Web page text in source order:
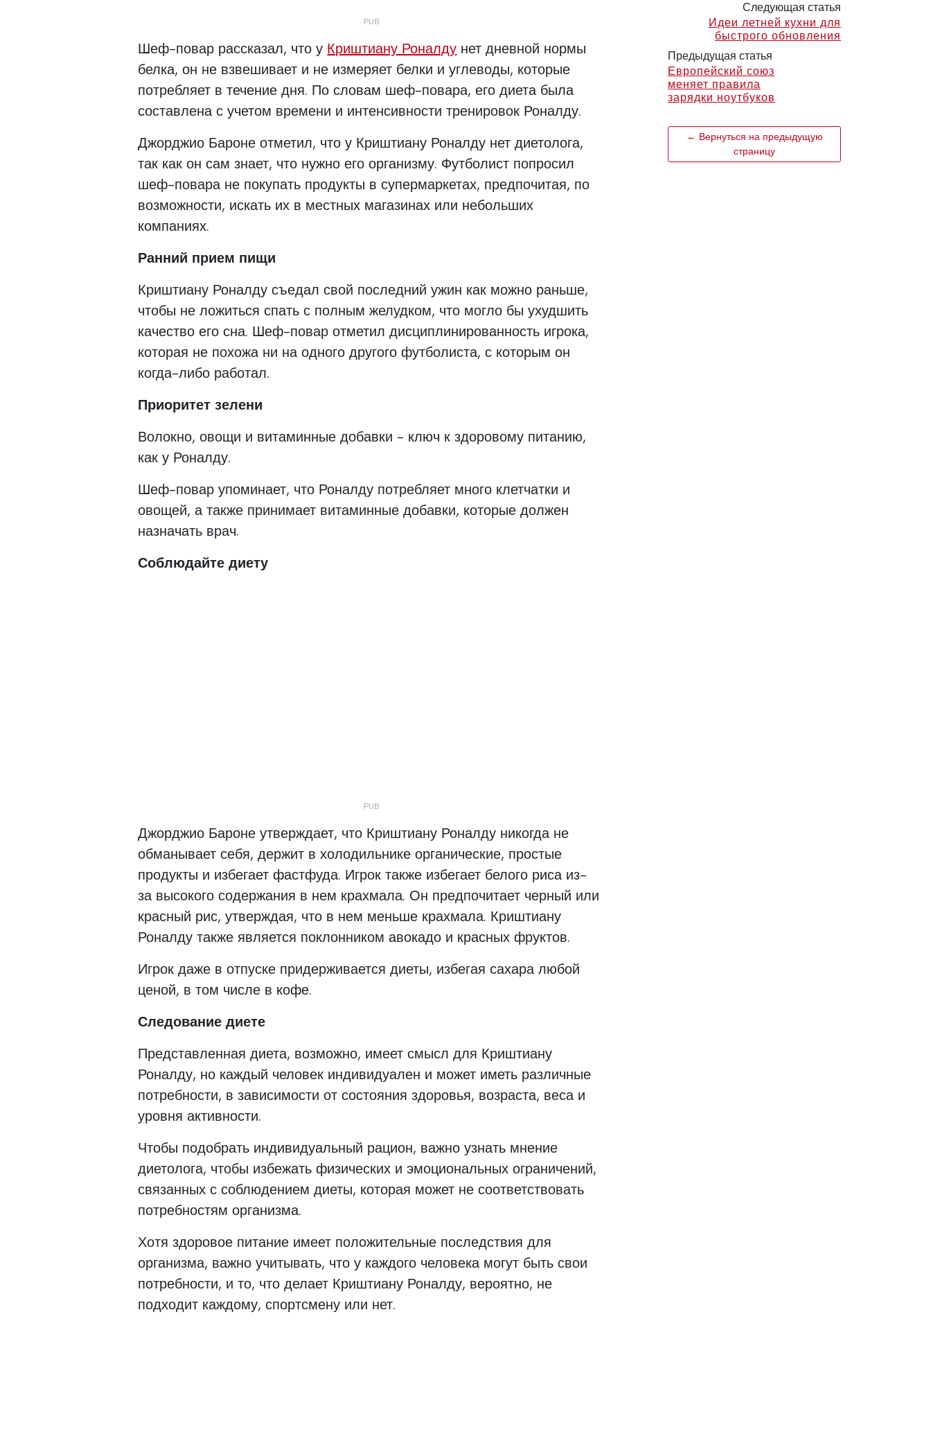
Шеф-повар рассказал, что у Криштиану Роналду нет дневной нормы
белка, он не взвешивает и не измеряет белки и углеводы, которые
потребляет в течение дня. По словам шеф-повара, его диета была
составлена с учетом времени и интенсивности тренировок Роналду.
Джорджио Бароне отметил, что у Криштиану Роналду нет диетолога,
так как он сам знает, что нужно его организму. Футболист попросил
шеф-повара не покупать продукты в супермаркетах, предпочитая, по
возможности, искать их в местных магазинах или небольших
компаниях.
Ранний прием пищи
Криштиану Роналду съедал свой последний ужин как можно раньше,
чтобы не ложиться спать с полным желудком, что могло бы ухудшить
качество его сна. Шеф-повар отметил дисциплинированность игрока,
которая не похожа ни на одного другого футболиста, с которым он
когда-либо работал.
Приоритет зелени
Волокно, овощи и витаминные добавки - ключ к здоровому питанию,
как у Роналду.
Шеф-повар упоминает, что Роналду потребляет много клетчатки и
овощей, а также принимает витаминные добавки, которые должен
назначать врач.
Соблюдайте диету
Джорджио Бароне утверждает, что Криштиану Роналду никогда не
обманывает себя, держит в холодильнике органические, простые
продукты и избегает фастфуда. Игрок также избегает белого риса из-
за высокого содержания в нем крахмала. Он предпочитает черный или
красный рис, утверждая, что в нем меньше крахмала. Криштиану
Роналду также является поклонником авокадо и красных фруктов.
Игрок даже в отпуске придерживается диеты, избегая сахара любой
ценой, в том числе в кофе.
Следование диете
Представленная диета, возможно, имеет смысл для Криштиану
Роналду, но каждый человек индивидуален и может иметь различные
потребности, в зависимости от состояния здоровья, возраста, веса и
уровня активности.
Чтобы подобрать индивидуальный рацион, важно узнать мнение
диетолога, чтобы избежать физических и эмоциональных ограничений,
связанных с соблюдением диеты, которая может не соответствовать
потребностям организма.
Хотя здоровое питание имеет положительные последствия для
организма, важно учитывать, что у каждого человека могут быть свои
потребности, и то, что делает Криштиану Роналду, вероятно, не
подходит каждому, спортсмену или нет.
Следующая статья
Идеи летней кухни для
быстрого обновления
Предыдущая статья
Европейский союз
меняет правила
зарядки ноутбуков
← Вернуться на предыдущую
страницу